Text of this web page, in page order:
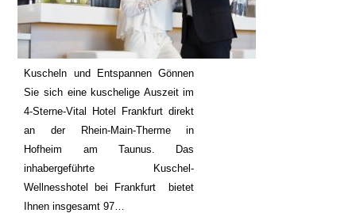
Kuscheln und Entspannen Gönnen
Sie sich eine kuschelige Auszeit im
4-Sterne-Vital Hotel Frankfurt direkt
an der Rhein-Main-Therme in
Hofheim am Taunus. Das
inhabergeführte Kuschel-
Wellnesshotel bei Frankfurt bietet
Ihnen insgesamt 97…